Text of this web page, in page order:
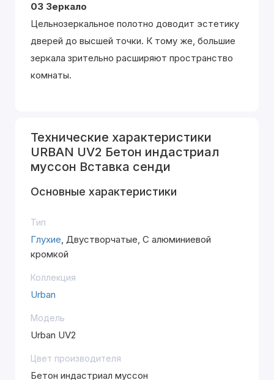
03 Зеркало
Цельнозеркальное полотно доводит эстетику
дверей до высшей точки. К тому же, большие
зеркала зрительно расширяют пространство
комнаты.
Технические характеристики
URBAN UV2 Бетон индастриал
муссон Вставка сенди
Основные характеристики
Тип
Глухие, Двустворчатые, С алюминиевой
кромкой
Коллекция
Urban
Модель
Urban UV2
Цвет производителя
Бетон индастриал муссон